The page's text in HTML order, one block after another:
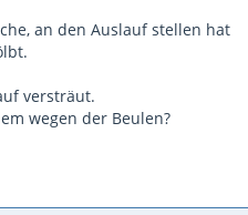
an den Auslauf stellen hat
versträut.
wegen der Beulen?